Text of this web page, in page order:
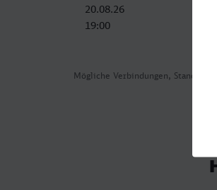
Mögliche Verbindungen, Stand:
20.08.26
19:00